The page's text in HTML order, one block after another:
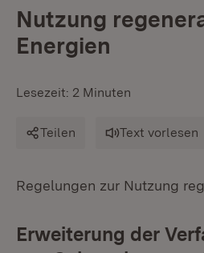
Nutzung
Energien
Lesezeit: 2 Minuten
Teilen Text vorlesen
Regelungen zur Nutzung
Erweiterung der